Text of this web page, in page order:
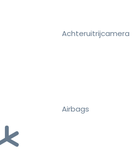
Achteruitrijcamera
Airbags